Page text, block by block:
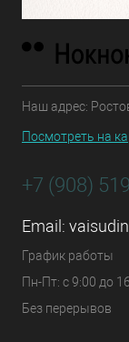
Наш адрес:
Посмотреть на
+7 (908)
Email:
График работы
Пн-Пт: с 9:00 до
Без перерывов